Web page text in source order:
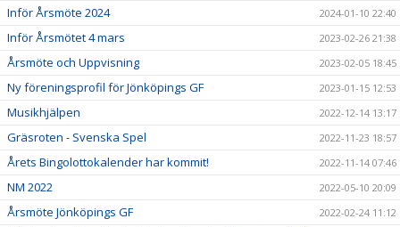
Inför Årsmöte 2024 2024-01-10 22:40
Inför Årsmötet 4 mars 2023-02-26 21:38
Årsmöte och Uppvisning 2023-02-05 18:45
Ny föreningsprofil för Jönköpings GF 2023-01-15 12:53
Musikhjälpen 2022-12-14 13:17
Gräsroten - Svenska Spel 2022-11-23 18:57
Årets Bingolottokalender har kommit! 2022-11-14 07:46
NM 2022 2022-05-10 20:09
Årsmöte Jönköpings GF 2022-02-24 11:12